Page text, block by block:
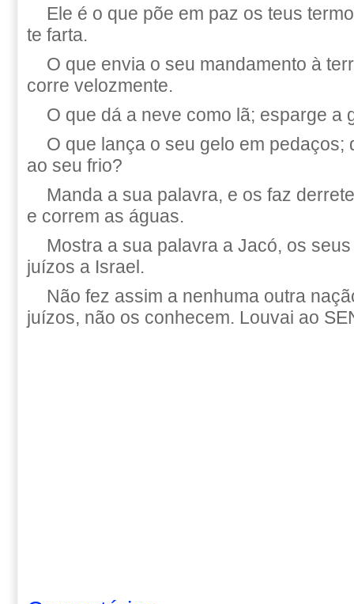
Ele é o que põe em paz os teus
te farta.
O que envia o seu mandamento à
corre velozmente.
O que dá a neve como lã; esparge a
O que lança o seu gelo em pedaços;
ao seu frio?
Manda a sua palavra, e os faz
e correm as águas.
Mostra a sua palavra a Jacó, os
juízos a Israel.
Não fez assim a nenhuma outra
juízos, não os conhecem. Louvai ao